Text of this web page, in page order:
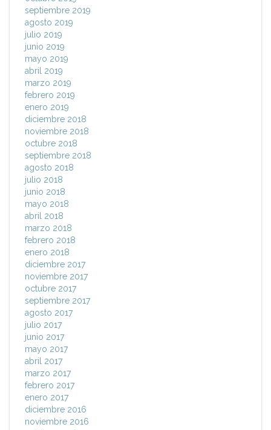
septiembre 2019
agosto 2019
julio 2019
junio 2019
mayo 2019
abril 2019
marzo 2019
febrero 2019
enero 2019
diciembre 2018
noviembre 2018
octubre 2018
septiembre 2018
agosto 2018
julio 2018
junio 2018
mayo 2018
abril 2018
marzo 2018
febrero 2018
enero 2018
diciembre 2017
noviembre 2017
octubre 2017
septiembre 2017
agosto 2017
julio 2017
junio 2017
mayo 2017
abril 2017
marzo 2017
febrero 2017
enero 2017
diciembre 2016
noviembre 2016